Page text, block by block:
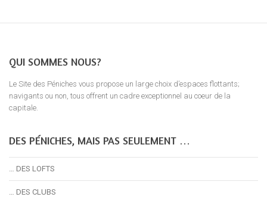
QUI SOMMES NOUS?
Le Site des Péniches vous propose un large choix d’espaces flottants;
navigants ou non, tous offrent un cadre exceptionnel au coeur de la
capitale.
DES PÉNICHES, MAIS PAS SEULEMENT …
… DES LOFTS
… DES CLUBS